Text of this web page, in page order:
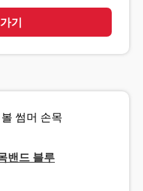
기
밴드 블루